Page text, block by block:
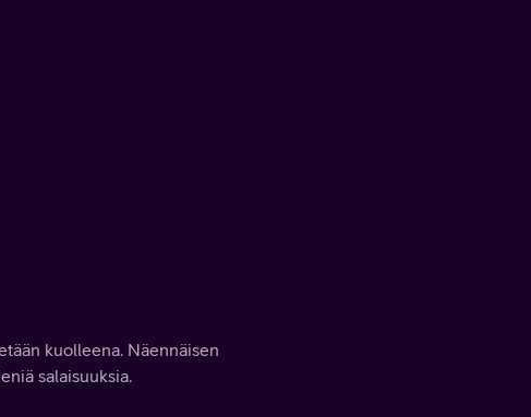
kuolleena. Näennäisen
salaisuuksia.